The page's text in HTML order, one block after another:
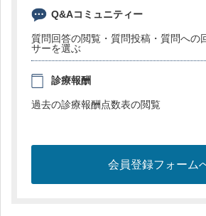
Q&Aコミュニティー
質問回答の閲覧・質問投稿・質問への
サーを選ぶ
診療報酬
過去の診療報酬点数表の閲覧
会員登録フォーム